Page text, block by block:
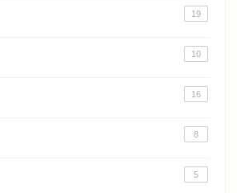
19
10
16
8
5